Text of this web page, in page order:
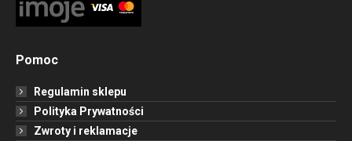
Pomoc
Regulamin sklepu
Polityka Prywatności
Zwroty i reklamacje